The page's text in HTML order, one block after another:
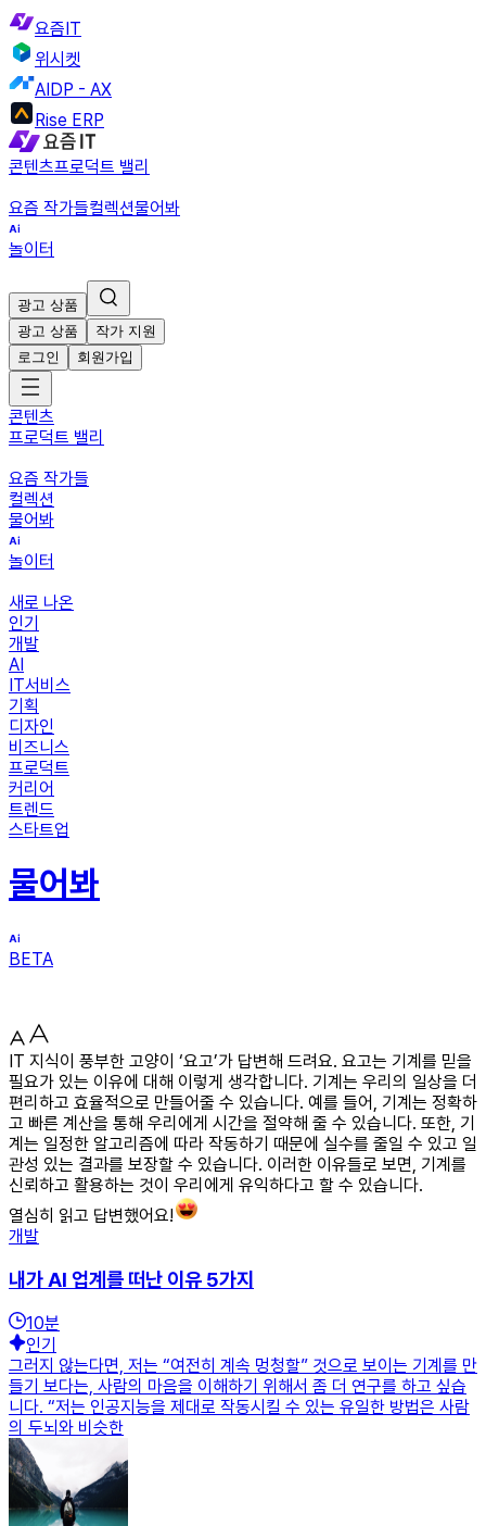
요즘IT
위시켓
AIDP - AX
Rise ERP
콘텐츠프로덕트 밸리
요즘 작가들컬렉션물어봐
놀이터
광고 상품
광고 상품
작가 지원
로그인
회원가입
콘텐츠
프로덕트 밸리
요즘 작가들
컬렉션
물어봐
놀이터
새로 나온
인기
개발
AI
IT서비스
기획
디자인
비즈니스
프로덕트
커리어
트렌드
스타트업
물어봐
BETA
IT 지식이 풍부한 고양이 ‘요고’가 답변해 드려요. 요고는 기계를 믿을
필요가 있는 이유에 대해 이렇게 생각합니다. 기계는 우리의 일상을 더
편리하고 효율적으로 만들어줄 수 있습니다. 예를 들어, 기계는 정확하
고 빠른 계산을 통해 우리에게 시간을 절약해 줄 수 있습니다. 또한, 기
계는 일정한 알고리즘에 따라 작동하기 때문에 실수를 줄일 수 있고 일
관성 있는 결과를 보장할 수 있습니다. 이러한 이유들로 보면, 기계를
신뢰하고 활용하는 것이 우리에게 유익하다고 할 수 있습니다.
열심히 읽고 답변했어요!
개발
내가 AI 업계를 떠난 이유 5가지
10분
인기
그러지 않는다면, 저는 “여전히 계속 멍청할” 것으로 보이는 기계를 만
들기 보다는, 사람의 마음을 이해하기 위해서 좀 더 연구를 하고 싶습
니다. “저는 인공지능을 제대로 작동시킬 수 있는 유일한 방법은 사람
의 두뇌와 비슷한